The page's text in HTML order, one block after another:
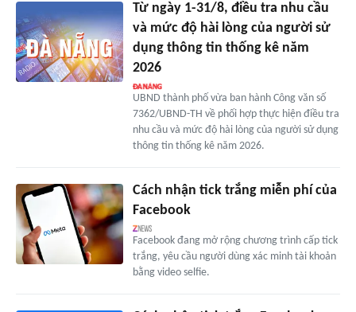
Từ ngày 1-31/8, điều tra nhu cầu
và mức độ hài lòng của người sử
dụng thông tin thống kê năm
2026
UBND thành phố vừa ban hành Công văn số
7362/UBND-TH về phối hợp thực hiện điều tra
nhu cầu và mức độ hài lòng của người sử dụng
thông tin thống kê năm 2026.
Cách nhận tick trắng miễn phí của
Facebook
Facebook đang mở rộng chương trình cấp tick
trắng, yêu cầu người dùng xác minh tài khoản
bằng video selfie.